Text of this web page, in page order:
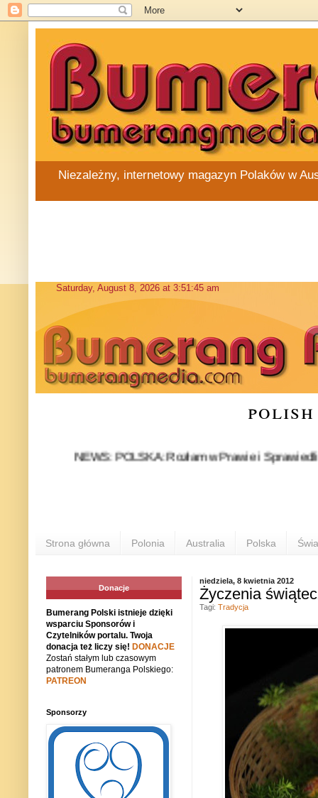
Niezależny, internetowy magazyn Polaków w
NEWS: POLSKA: Rozłam w Prawie i
Strona główna Polonia Australia Polska
niedziela, 8 kwietnia 2012
Życzenia
Tagi: Tradycja
Donacje
Bumerang Polski istnieje dzięki
wsparciu Sponsorów i
Czytelników portalu. Twoja
donacja też liczy się! DONACJE
Zostań stałym lub czasowym
patronem Bumeranga Polskiego:
PATREON
Sponsorzy